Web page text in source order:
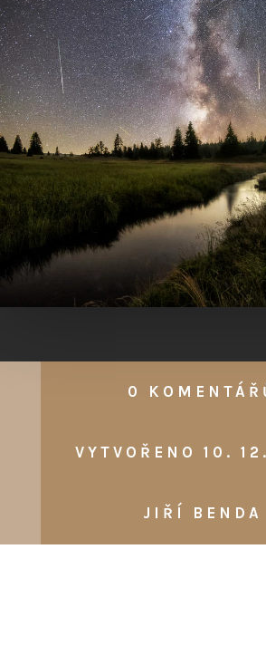
0
VYTVOŘENO 10.
JIŘÍ BENDA